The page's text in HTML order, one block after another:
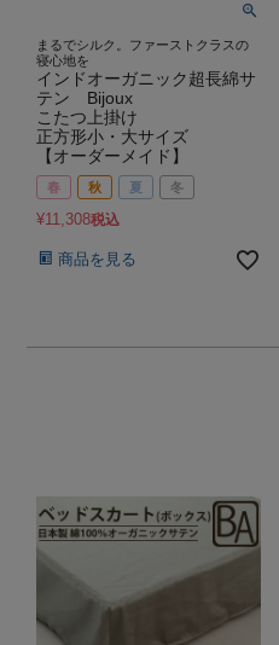
まるでシルク。ファーストクラスの
寝心地を
インドオーガニック超長綿サ
テン Bijoux
こたつ上掛け
正方形小・大サイズ
【オーダーメイド】
春 秋 夏 冬
¥11,308税込
商品を見る